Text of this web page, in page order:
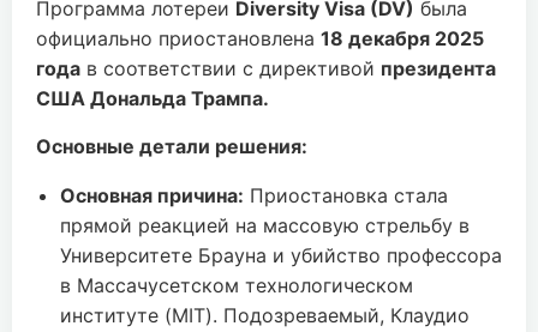
Программа лотереи Diversity Visa (DV) была
официально приостановлена 18 декабря 2025
года в соответствии с директивой президента
США Дональда Трампа.
Основные детали решения:
Основная причина: Приостановка стала
прямой реакцией на массовую стрельбу в
Университете Брауна и убийство профессора
в Массачусетском технологическом
институте (MIT). Подозреваемый, Клаудио